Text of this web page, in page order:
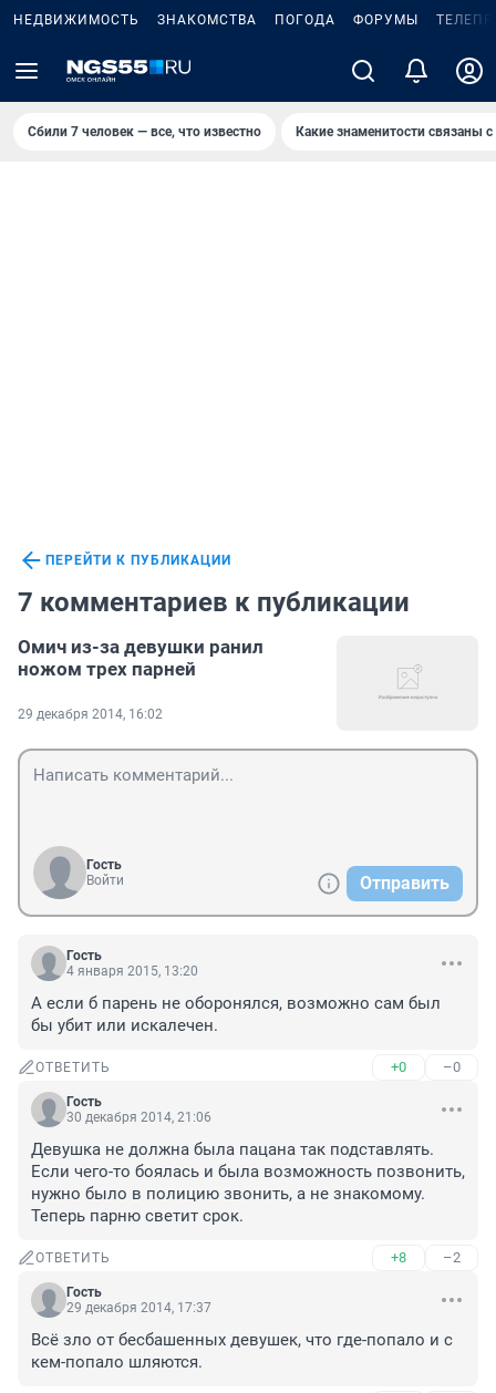
НЕДВИЖИМОСТЬ ЗНАКОМСТВА ПОГОДА ФОРУМЫ
Сбили 7 человек — все, что известно Какие знаменитости связаны
ПЕРЕЙТИ К ПУБЛИКАЦИИ
7 комментариев к публикации
Омич из-за девушки ранил
ножом трех парней
29 декабря 2014, 16:02
Гость
Войти
Отправить
Гость
4 января 2015, 13:20
А если б парень не оборонялся, возможно сам был
бы убит или искалечен.
ОТВЕТИТЬ +0 –0
Гость
30 декабря 2014, 21:06
Девушка не должна была пацана так подставлять.
Если чего-то боялась и была возможность позвонить,
нужно было в полицию звонить, а не знакомому.
Теперь парню светит срок.
ОТВЕТИТЬ +8 –2
Гость
29 декабря 2014, 17:37
Всё зло от бесбашенных девушек, что где-попало и с
кем-попало шляются.